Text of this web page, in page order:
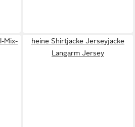
Mix-
heine Shirtjacke Jerseyjacke
Langarm Jersey